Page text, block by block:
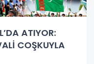
ATIYOR:
COŞKUYLA